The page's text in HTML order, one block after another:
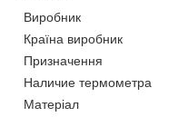
Виробник
Країна виробник
Призначення
Наличие термометра
Матеріал